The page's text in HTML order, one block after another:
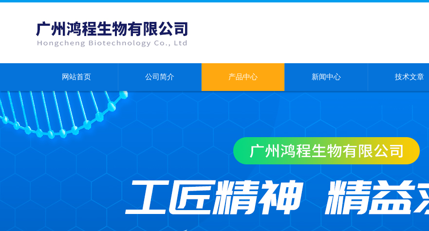
网站首页 公司简介 产品中心 新闻中心 技术文章